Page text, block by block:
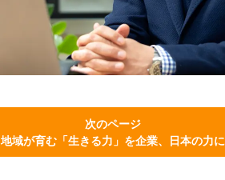
次のページ
地域が育む「生きる力」を企業、日本の力に